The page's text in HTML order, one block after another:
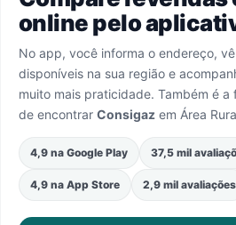
online pelo
No app, você informa o endereço,
disponíveis na sua região e
muito mais praticidade. Também é a
de encontrar Consigaz em Área
4,9 na Google Play 37,5 mil
4,9 na App Store 2,9 mil avaliações